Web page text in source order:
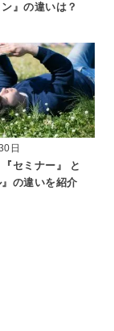
』の違いは？
日
セミナー』 と
』の違いを紹介